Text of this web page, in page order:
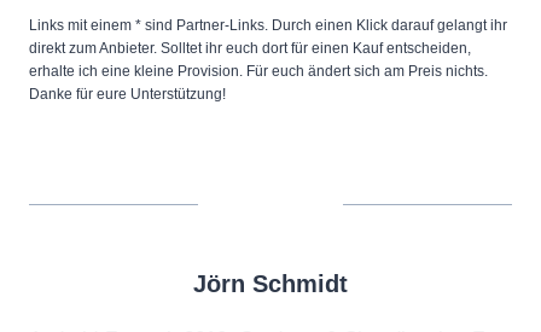
Links mit einem * sind Partner-Links. Durch einen Klick darauf gelangt ihr
direkt zum Anbieter. Solltet ihr euch dort für einen Kauf entscheiden,
erhalte ich eine kleine Provision. Für euch ändert sich am Preis nichts.
Danke für eure Unterstützung!
Jörn Schmidt